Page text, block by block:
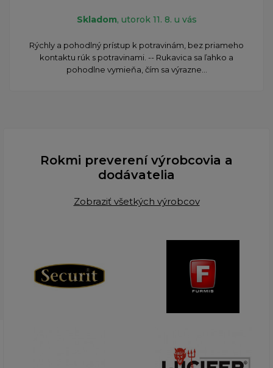
Skladom, utorok 11. 8. u vás
Rýchly a pohodlný prístup k potravinám, bez priameho
kontaktu rúk s potravinami. -- Rukavica sa ľahko a
pohodlne vymieňa, čím sa výrazne...
Rokmi preverení výrobcovia a
dodávatelia
Zobraziť všetkých výrobcov